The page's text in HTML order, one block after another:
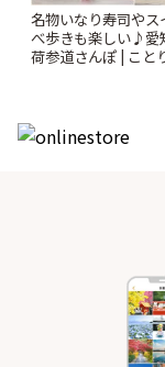
名物いなり寿司やス
べ歩きも楽しい♪愛
荷参道さんぽ | こと